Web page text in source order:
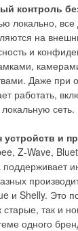
контроль
локально,
на
и
Даже при
работать,
сеть.
устройств и
Z-Wave,
и Shelly. Это
так и
одного